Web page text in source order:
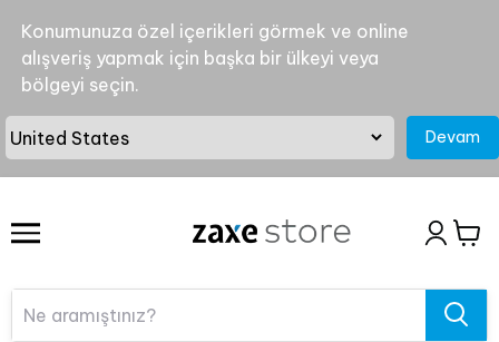
Konumunuza özel içerikleri görmek ve online
alışveriş yapmak için başka bir ülkeyi veya
bölgeyi seçin.
Devam